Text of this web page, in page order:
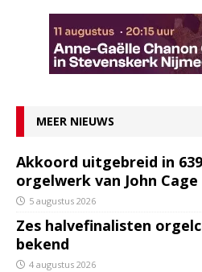
MEER NIEUWS
Akkoord uitgebreid in
orgelwerk van John Cage
5 augustus 2026
Zes halvefinalisten
bekend
4 augustus 2026